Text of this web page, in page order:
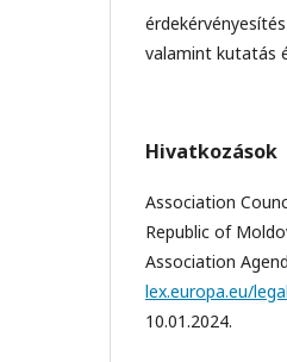
valamint kutatás
Hivatkozások
Association
Republic of
Association
lex.europa.eu/
10.01.2024.